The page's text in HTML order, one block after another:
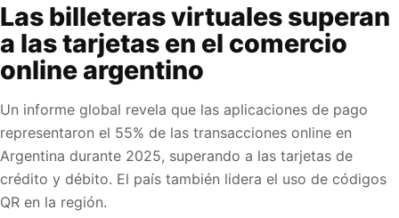
Las billeteras virtuales superan
a las tarjetas en el comercio
online argentino
Un informe global revela que las aplicaciones de pago
representaron el 55% de las transacciones online en
Argentina durante 2025, superando a las tarjetas de
crédito y débito. El país también lidera el uso de códigos
QR en la región.